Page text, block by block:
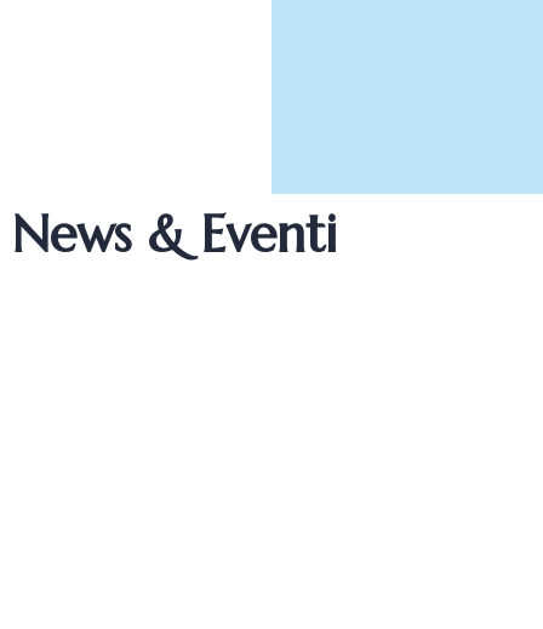
News & Eventi